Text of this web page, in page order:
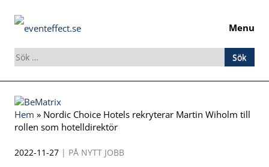
Menu
Sök
efter:
Skip
to
content
Hem » Nordic Choice Hotels rekryterar Martin Wiholm till
rollen som hotelldirektör
2022-11-27 | PÅ NYTT JOBB